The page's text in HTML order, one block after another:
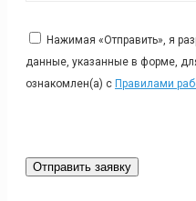
Нажимая «Отправить», я
данные, указанные в форме,
ознакомлен(а) с Правилами